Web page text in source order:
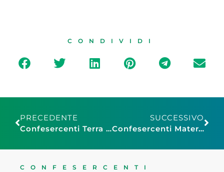
CONDIVIDI
PRECEDENTE
Confesercenti Terra di Bari: “Prima di un ‘Click’ … pensiamoci”
SUCCESSIVO
Confesercenti Matera: nasce Assohotel, L’Associazione che raggruppa i titolari di strutture alberghiere
CONFESERCENTI